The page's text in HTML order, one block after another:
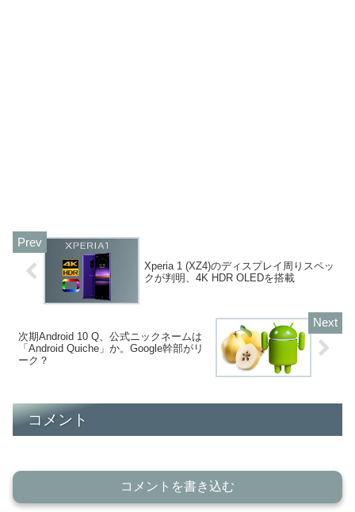
Xperia 1 (XZ4)のディスプレイ周りスペッ
クが判明、4K HDR OLEDを搭載
次期Android 10 Q、公式ニックネームは
「Android Quiche」か。Google幹部がリ
ーク？
コメント
コメントを書き込む